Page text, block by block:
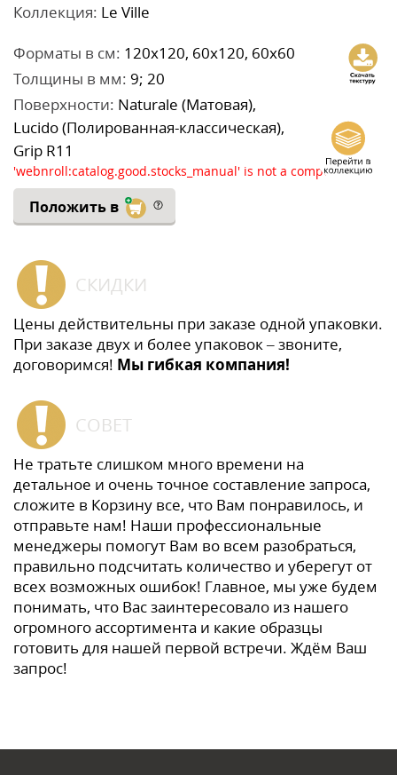
Коллекция: Le Ville
Форматы в см: 120x120, 60x120, 60x60
Толщины в мм: 9; 20
Поверхности: Naturale (Матовая),
Lucido (Полированная-классическая),
Grip R11
'webnroll:catalog.good.stocks_manual' is not a component
Положить в
СКИДКИ
Цены действительны при заказе одной упаковки.
При заказе двух и более упаковок – звоните,
договоримся! Мы гибкая компания!
СОВЕТ
Не тратьте слишком много времени на
детальное и очень точное составление запроса,
сложите в Корзину все, что Вам понравилось, и
отправьте нам! Наши профессиональные
менеджеры помогут Вам во всем разобраться,
правильно подсчитать количество и уберегут от
всех возможных ошибок! Главное, мы уже будем
понимать, что Вас заинтересовало из нашего
огромного ассортимента и какие образцы
готовить для нашей первой встречи. Ждём Ваш
запрос!